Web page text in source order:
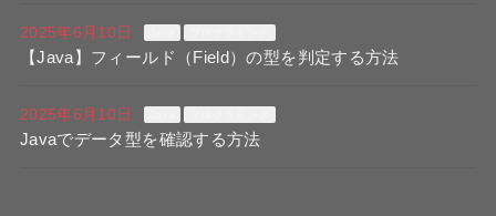
2025年6月10日
【Java】フィールド（Field）の型を判定する方法
2025年6月10日
Javaでデータ型を確認する方法